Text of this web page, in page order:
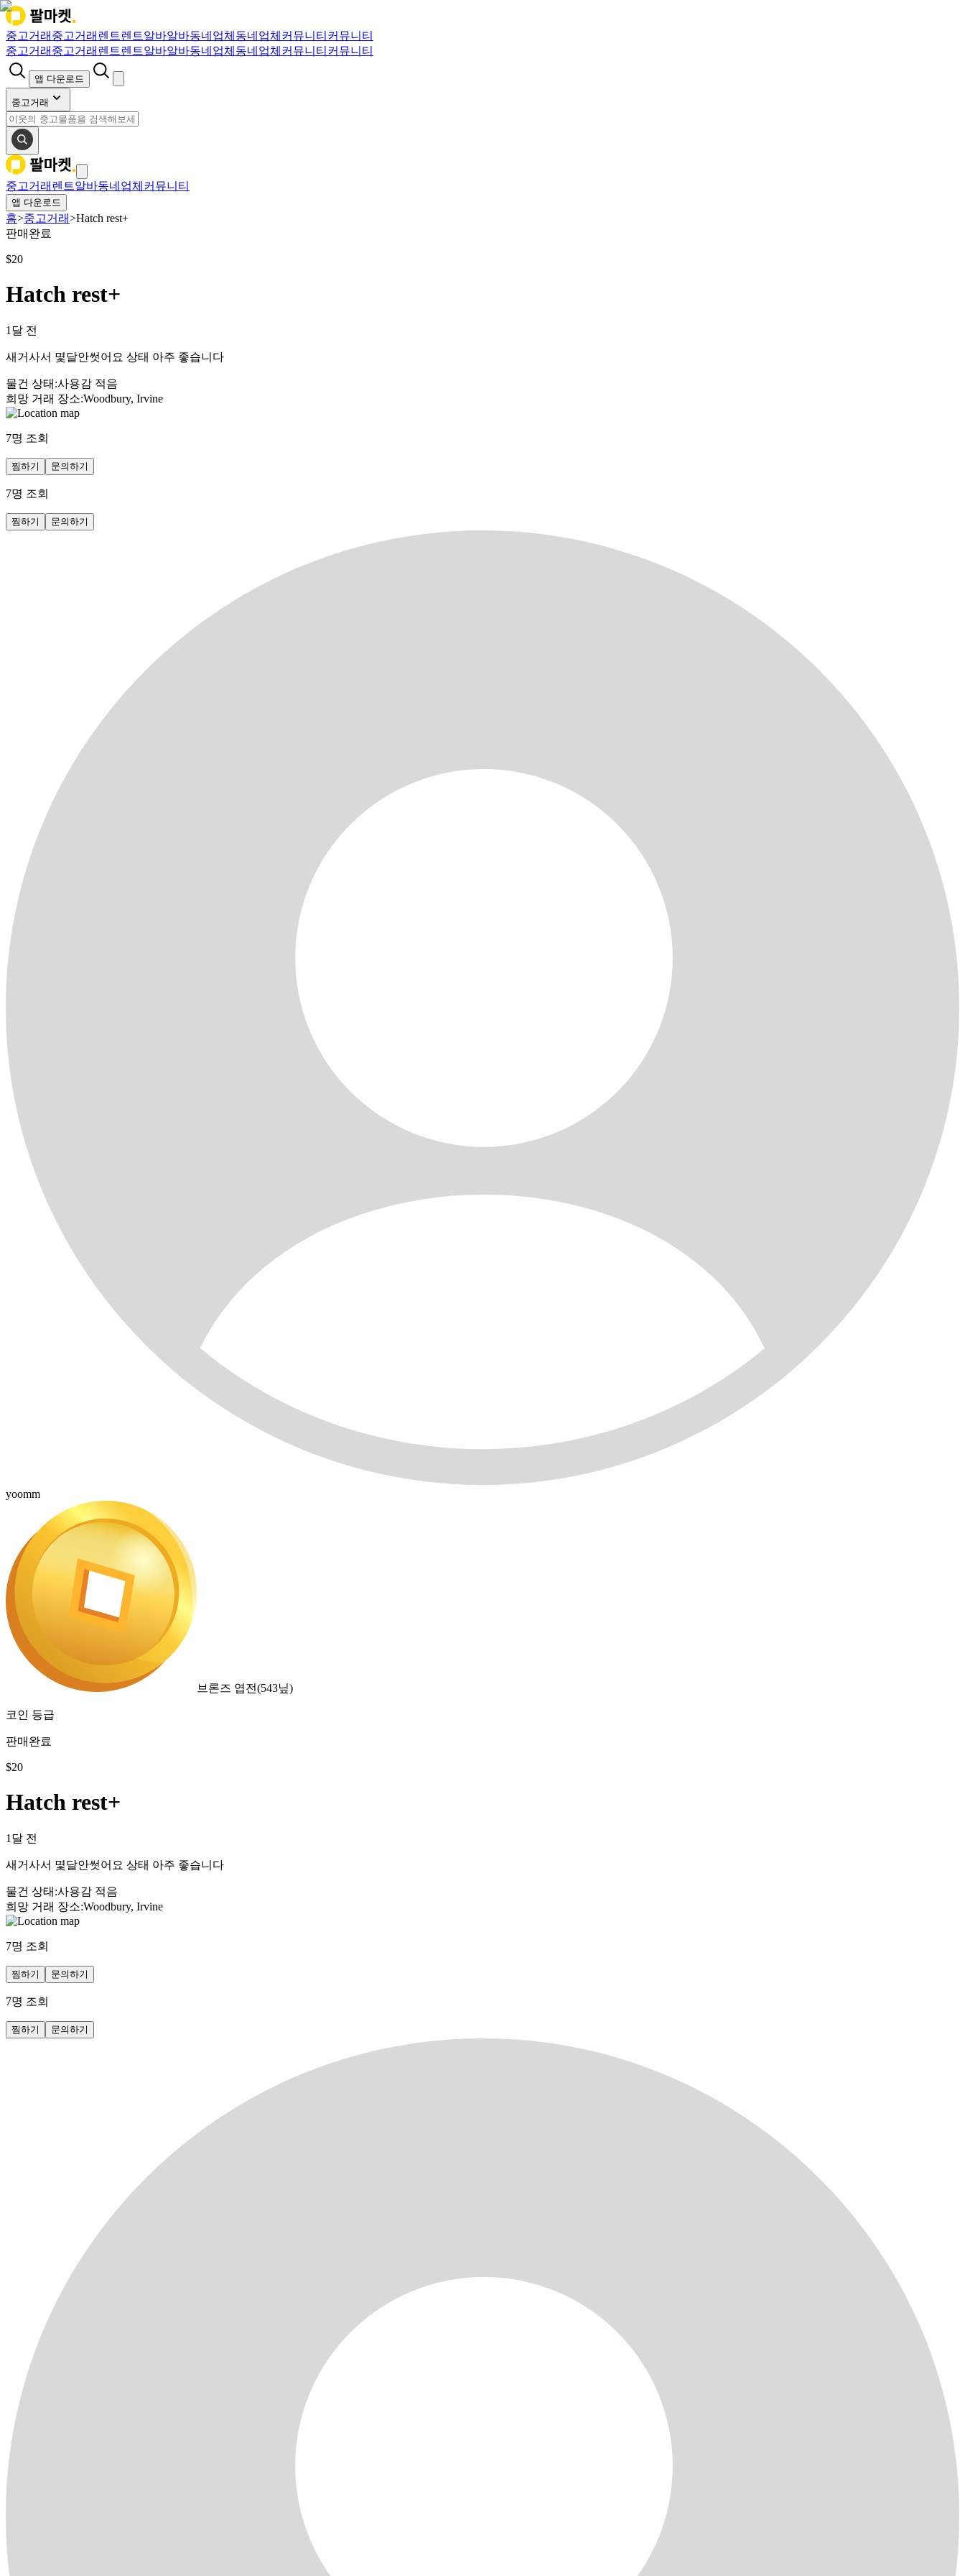
중고거래 중고거래 렌트렌트알바알바동네업체 동네업체 커뮤니티 커뮤니티
중고거래 중고거래 렌트렌트알바알바동네업체 동네업체 커뮤니티 커뮤니티
앱 다운로드
중고거래
중고거래 렌트알바동네업체 커뮤니티
앱 다운로드
홈>중고거래>Hatch rest+
판매완료
$20
Hatch rest+
1달 전
새거사서 몇달안썻어요 상태 아주 좋습니다
물건 상태 :사용감 적음
희망 거래 장소:Woodbury, Irvine
7명 조회
찜하기 문의하기
7명 조회
찜하기 문의하기
yoomm
브론즈 엽전(543닢)
코인 등급
판매완료
$20
Hatch rest+
1달 전
새거사서 몇달안썻어요 상태 아주 좋습니다
물건 상태 :사용감 적음
희망 거래 장소:Woodbury, Irvine
7명 조회
찜하기 문의하기
7명 조회
찜하기 문의하기